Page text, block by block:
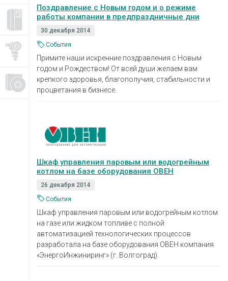
Поздравление с Новым годом и о режиме
работы компании в предпраздничные дни
30 декабря 2014
События
Примите наши искренние поздравления с Новым
годом и Рождеством! От всей души желаем вам
крепкого здоровья, благополучия, стабильности и
процветания в бизнесе.
Шкаф управления паровым или водогрейным
котлом на базе оборудования ОВЕН
26 декабря 2014
События
Шкаф управления паровым или водогрейным котлом
на газе или жидком топливе с полной
автоматизацией технологических процессов
разработала на базе оборудования ОВЕН компания
«ЭнергоИнжиниринг» (г. Волгоград).